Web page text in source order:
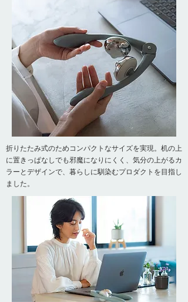
折りたたみ式のためコンパクトなサイズを実現。机の上
に置きっぱなしでも邪魔になりにくく、気分の上がるカ
ラーとデザインで、暮らしに馴染むプロダクトを目指し
ました。